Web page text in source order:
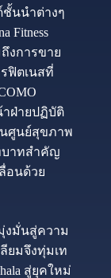
นนำต่างๆ
Fitness
งการขาย
ฟิตเนสที่
าฝ่ายปฏิบัติ
นศูนย์สุขภาพ
บาทสำคัญ
อนด้วย
งมั่นสู่ความ
ยมจึงทุ่มเท
สู่ยุคใหม่